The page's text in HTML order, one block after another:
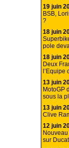
19 juin
BSB,
?
18 juin
pole
18 juin
Deux
13 juin
MotoGP
sous la
13 juin
Clive
12 juin
sur